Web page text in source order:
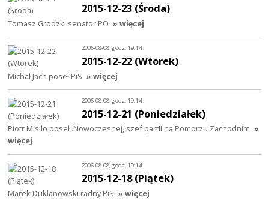
2015-12-23 (Środa)
Tomasz Grodzki senator PO » więcej
2006-08-08, godz. 19:14
2015-12-22 (Wtorek)
Michał Jach poseł PiS » więcej
2006-08-08, godz. 19:14
2015-12-21 (Poniedziałek)
Piotr Misiło poseł .Nowoczesnej, szef partii na Pomorzu Zachodnim »
więcej
2006-08-08, godz. 19:14
2015-12-18 (Piątek)
Marek Duklanowski radny PiS » więcej